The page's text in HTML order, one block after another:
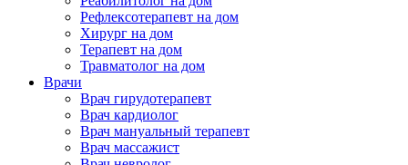
Рефлексотерапевт на дом
Хирург на дом
Терапевт на дом
Травматолог на дом
Врачи
Врач гирудотерапевт
Врач кардиолог
Врач мануальный терапевт
Врач массажист